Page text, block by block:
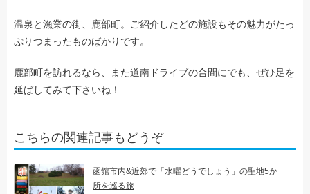
温泉と漁業の街、鹿部町。ご紹介したどの施設もその魅力がたっ
ぷりつまったものばかりです。
鹿部町を訪れるなら、また道南ドライブの合間にでも、ぜひ足を
延ばしてみて下さいね！
こちらの関連記事もどうぞ
函館市内&近郊で「水曜どうでしょう」の聖地5か
所を巡る旅